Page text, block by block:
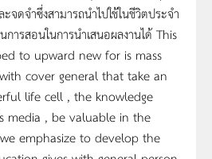
ะจดจำซึ่งสามารถนำไปใช้ในชีวิตประจำ
การสอนในการนำเสนอผลงานได้ This
to upward new for is mass
cover general that take an
life cell , the knowledge
media , be valuable in the
emphasize to develop the